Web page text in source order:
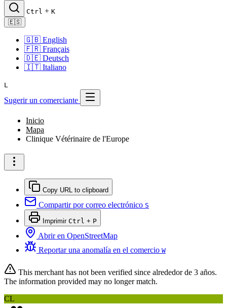
Ctrl + K
🇪🇸
🇬🇧 English
🇫🇷 Français
🇩🇪 Deutsch
🇮🇹 Italiano
L
Sugerir un comerciante
Inicio
Mapa
Clinique Vétérinaire de l'Europe
Copy URL to clipboard
Compartir por correo electrónico S
Imprimir Ctrl + P
Abrir en OpenStreetMap
Reportar una anomalía en el comercio W
This merchant has not been verified since alrededor de 3 años.
The information provided may no longer match.
CL